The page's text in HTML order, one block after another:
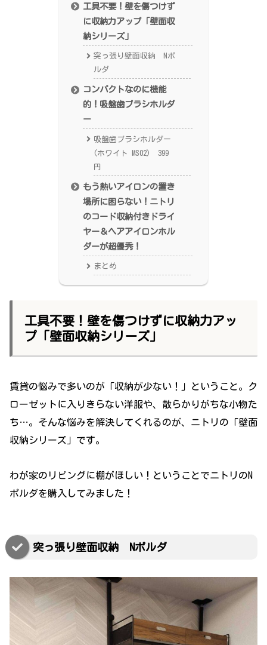
工具不要！壁を傷つけず
に収納力アップ「壁面収
納シリーズ」
突っ張り壁面収納 Nポ
ルダ
コンパクトなのに機能
的！吸盤歯ブラシホルダ
ー
吸盤歯ブラシホルダー
(ホワイト MS02) 399
円
もう熱いアイロンの置き
場所に困らない！ニトリ
のコード収納付きドライ
ヤー＆ヘアアイロンホル
ダーが超優秀！
まとめ
工具不要！壁を傷つけずに収納力アッ
プ「壁面収納シリーズ」
賃貸の悩みで多いのが「収納が少ない！」ということ。ク
ローゼットに入りきらない洋服や、散らかりがちな小物た
ち…。そんな悩みを解決してくれるのが、ニトリの「壁面
収納シリーズ」です。
わが家のリビングに棚がほしい！ということでニトリのN
ポルダを購入してみました！
突っ張り壁面収納 Nポルダ